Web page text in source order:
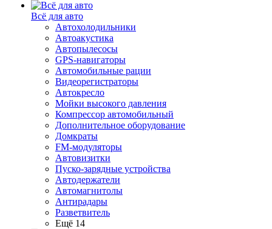
Всё для авто
Автохолодильники
Автоакустика
Автопылесосы
GPS-навигаторы
Автомобильные рации
Видеорегистраторы
Автокресло
Мойки высокого давления
Компрессор автомобильный
Дополнительное оборудование
Домкраты
FM-модуляторы
Автовизитки
Пуско-зарядные устройства
Автодержатели
Автомагнитолы
Антирадары
Разветвитель
Ещё 14